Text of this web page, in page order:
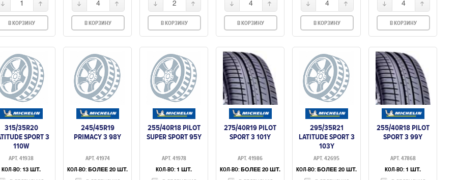
1
В КОРЗИНУ
4
В КОРЗИНУ
2
В КОРЗИНУ
4
В КОРЗИНУ
4
В КОРЗИНУ
4
В КОРЗИНУ
315/35R20
SPORT 3
110W
АРТ. 41938
КОЛ-ВО: 13 ШТ.
245/45R19
PRIMACY 3 98Y
АРТ. 41974
КОЛ-ВО: БОЛЕЕ 20 ШТ.
255/40R18 PILOT
SUPER SPORT 95Y
АРТ. 41978
КОЛ-ВО: 1 ШТ.
275/40R19 PILOT
SPORT 3 101Y
АРТ. 41986
КОЛ-ВО: БОЛЕЕ 20 ШТ.
295/35R21
LATITUDE SPORT 3
103Y
АРТ. 42695
КОЛ-ВО: БОЛЕЕ 20 ШТ.
255/40R18 PILOT
SPORT 3 99Y
АРТ. 47868
КОЛ-ВО: 1 ШТ.